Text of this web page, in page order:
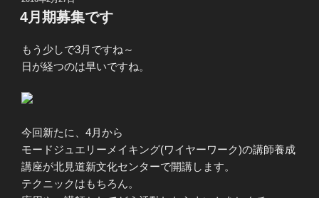
稿
日:
4月期募集です
もう少しで3月ですね～
日が経つのは早いですね。
今回新たに、4月から
モードジュエリーメイキング(ワイヤーワーク)の講師養成
講座が北見道新文化センターで開講します。
テクニックはもちろん。